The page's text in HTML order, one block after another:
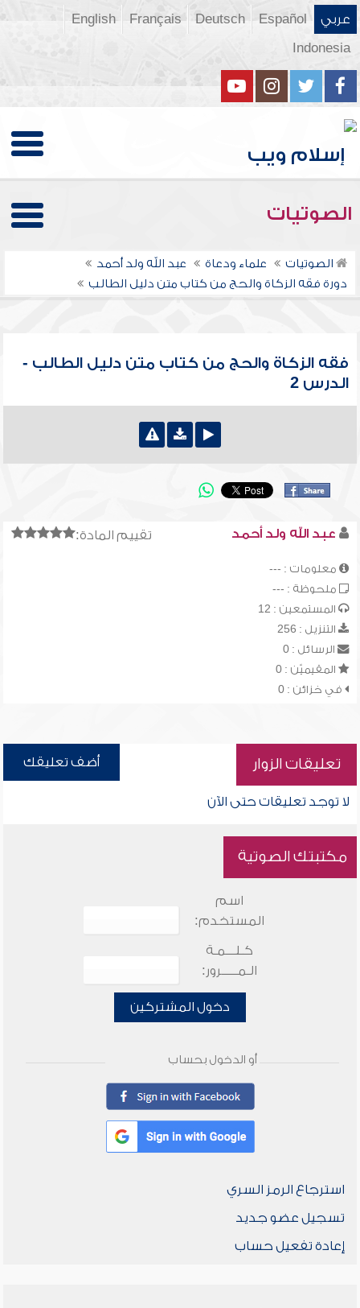
عربي Español
Deutsch
Français
English
Indonesia
الصوتيات
الصوتيات علماء ودعاة
عبد الله ولد أحمد
دورة فقه الزكاة والحج من كتاب متن دليل الطالب
فقه الزكاة والحج من كتاب متن دليل الطالب -
الدرس 2
تقييم المادة: عبد الله ولد أحمد
معلومات : ---
ملحوظة : ---
المستمعين : 12
التنزيل : 256
الرسائل : 0
المقيميّن : 0
في خزائن : 0
تعليقات الزوار أضف تعليقك
لا توجد تعليقات حتى الآن
مكتبتك الصوتية
اسم
المستخدم:
كـلـــمـة
الـمـــــرور:
دخول المشتركين
أو الدخول بحساب
استرجاع الرمز السري
تسجيل عضو جديد
إعادة تفعيل حساب